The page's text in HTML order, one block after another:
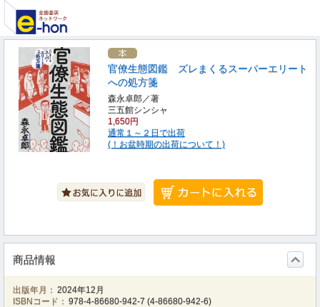
官僚生態図鑑 ズレまくるスーパーエリート
への処方箋
森永卓郎／著
三五館シンシャ
1,650円
通常１～２日で出荷
(！お盆時期の出荷について！)
商品情報
出版年月： 2024年12月
ISBNコード： 978-4-86680-942-7 (4-86680-942-6)